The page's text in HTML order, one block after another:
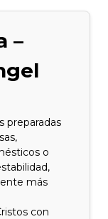
–
preparadas
o
más
con